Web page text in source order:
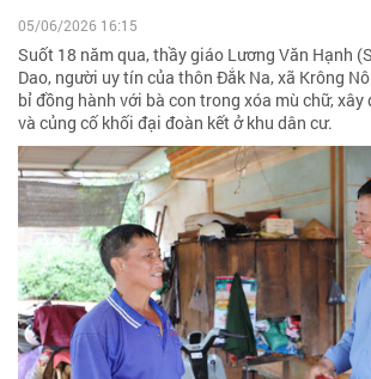
05/06/2026 16:15
Suốt 18 năm qua, thầy giáo Lương Văn Hạnh
Dao, người uy tín của thôn Đắk Na, xã Krông
bỉ đồng hành với bà con trong xóa mù chữ,
và củng cố khối đại đoàn kết ở khu dân cư.